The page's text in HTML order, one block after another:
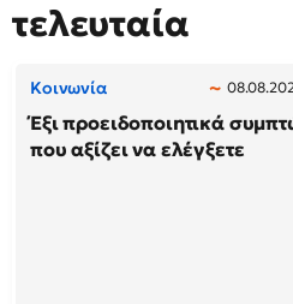
τελευταία
Κοινωνία
Έξι προειδοποιητικά
που αξίζει να ελέγξετε